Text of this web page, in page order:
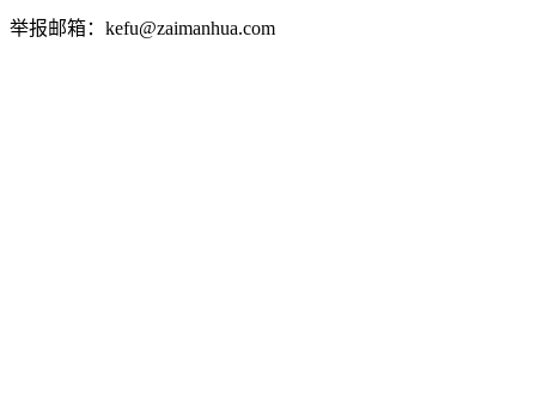
举报邮箱：kefu@zaimanhua.com